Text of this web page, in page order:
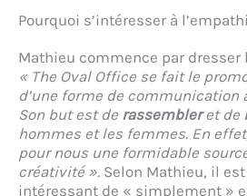
Pourquoi s’intéresser à
Mathieu commence par
« The Oval Office se fait le
d’une forme de communication
Son but est de rassembleret de
hommes et les femmes. En
pour nous une formidable
créativité ». Selon Mathieu, il
intéressant de « simplement »